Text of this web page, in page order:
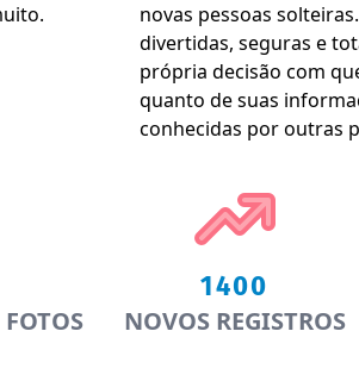
novas pessoas
divertidas, seguras e
própria decisão com
quanto de suas
conhecidas por outras
1400
NOVOS REGISTROS